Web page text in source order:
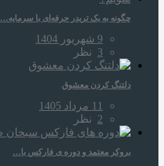
چگونه به یک تریدر حرفه‌ای با سرمایه…
9 شهریور 1404
3 نظر
دلتنگ کردن معشوق
11 مرداد 1405
2 نظر
بروکر معتمد و دوره‌ ی فارکس با…